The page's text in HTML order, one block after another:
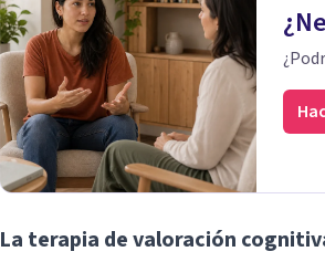
La terapia de valoración